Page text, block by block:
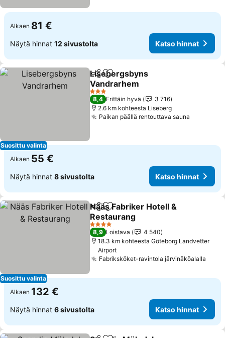
Alkaen 81 €
Näytä hinnat 12 sivustolta Katso hinnat
Suosittu valinta
Jaa Lisää suosikkeihin
Lisebergsbyns
Vandrarhem
Katso hinnat
3 Tähtiluokitus
8,4 Erittäin hyvä
3 716
2.6 km kohteesta Liseberg
Paikan päällä rentouttava sauna
Alkaen 55 €
Näytä hinnat 8 sivustolta Katso hinnat
Suosittu valinta
Jaa Lisää suosikkeihin
Nääs Fabriker Hotell &
Restaurang
Katso hinnat
4 Tähtiluokitus
8,9 Loistava
4 540
18.3 km kohteesta Göteborg Landvetter
Airport
Fabriksköket-ravintola järvinäköalalla
Alkaen 132 €
Näytä hinnat 6 sivustolta Katso hinnat